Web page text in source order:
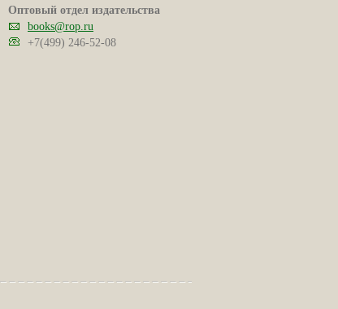
Оптовый отдел издательства
books@rop.ru
+7(499) 246-52-08